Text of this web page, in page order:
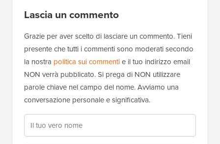
Lascia un commento
Grazie per aver scelto di lasciare un commento. Tieni
presente che tutti i commenti sono moderati secondo
la nostra politica sui commentie il tuo indirizzo email
NON verrà pubblicato. Si prega di NON utilizzare
parole chiave nel campo del nome. Avviamo una
conversazione personale e significativa.